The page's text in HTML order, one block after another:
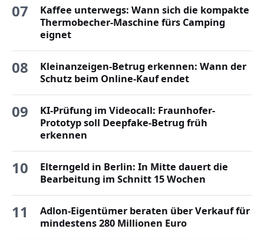
07
Kaffee unterwegs: Wann sich die kompakte
Thermobecher-Maschine fürs Camping
eignet
08
Kleinanzeigen-Betrug erkennen: Wann der
Schutz beim Online-Kauf endet
09
KI-Prüfung im Videocall: Fraunhofer-
Prototyp soll Deepfake-Betrug früh
erkennen
10
Elterngeld in Berlin: In Mitte dauert die
Bearbeitung im Schnitt 15 Wochen
11
Adlon-Eigentümer beraten über Verkauf für
mindestens 280 Millionen Euro